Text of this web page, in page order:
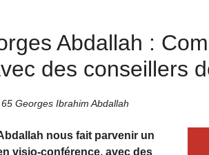
Abdallah :
des conseillers
Georges Ibrahim Abdallah
nous fait parvenir un
visio-conférence, avec des